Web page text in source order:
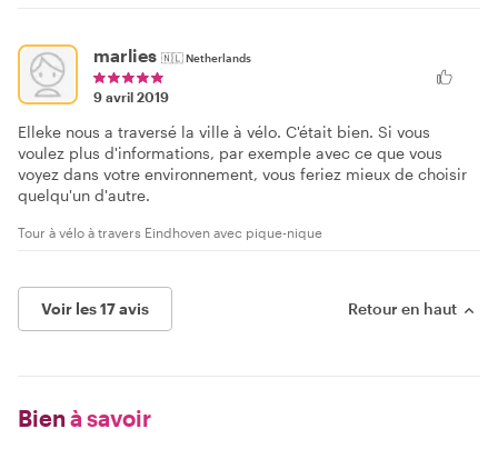
marlies 🇳🇱Netherlands
9 avril 2019
Elleke nous a traversé la ville à vélo. C'était bien. Si vous
voulez plus d'informations, par exemple avec ce que vous
voyez dans votre environnement, vous feriez mieux de choisir
quelqu'un d'autre.
Tour à vélo à travers Eindhoven avec pique-nique
Voir les 17 avis Retour en haut
Bien à savoir